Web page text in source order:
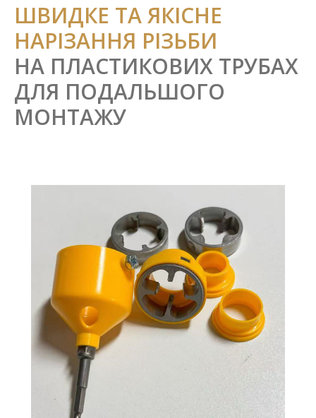
ШВИДКЕ ТА ЯКІСНЕ
НАРІЗАННЯ РІЗЬБИ
НА ПЛАСТИКОВИХ ТРУБАХ
ДЛЯ ПОДАЛЬШОГО
МОНТАЖУ